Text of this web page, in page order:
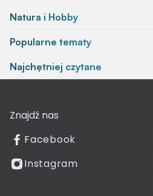
Natura i Hobby
Popularne tematy
Najchętniej czytane
Znajdź nas
Facebook
Instagram